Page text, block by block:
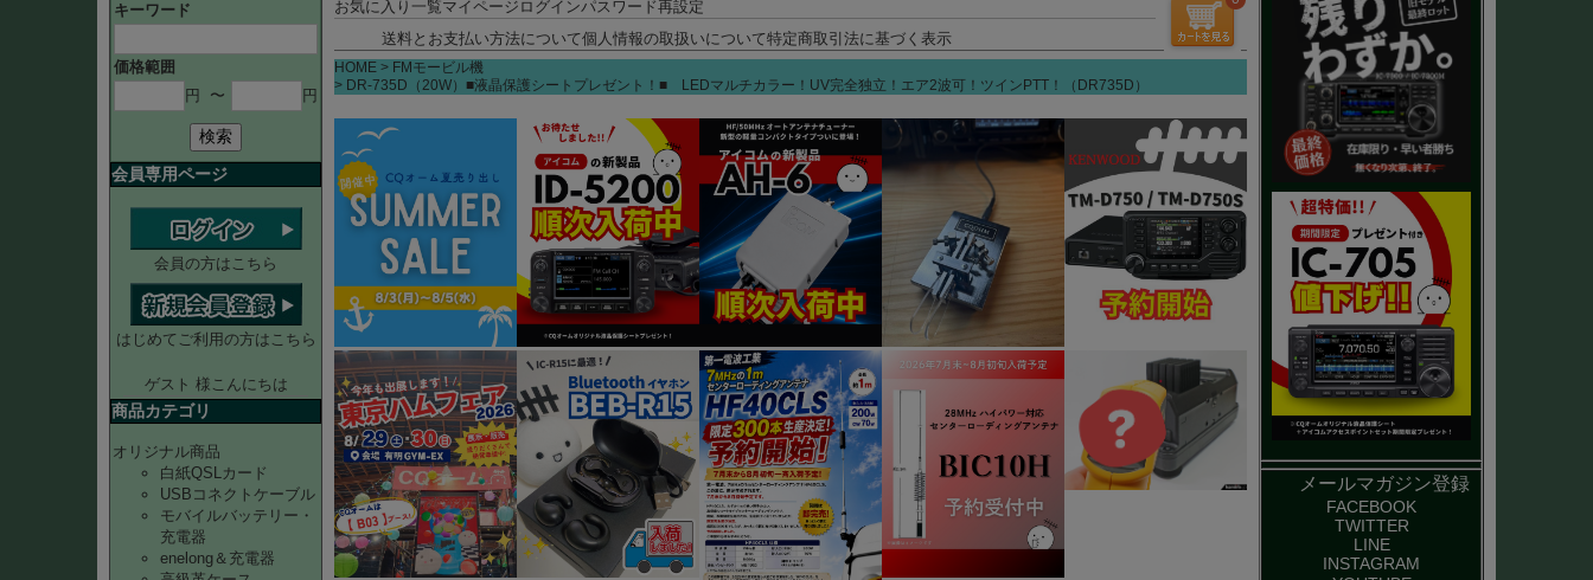
キーワード
価格範囲
円
〜 円
検索
会員専用ページ
会員の方はこちら
はじめてご利用の方はこちら
ゲスト 様こんにちは
商品カテゴリ
オリジナル商品
白紙QSLカード
USBコネクトケーブル
モバイルバッテリー・
充電器
enelong＆充電器
お気に入り一覧マイページ ログインパスワード再設定
送料とお支払い方法について個人情報の取扱いについて特定商取引法に基づく表示
HOME
FMモービル機
DR-735D（20W）■液晶保護シートプレゼント！■ LEDマルチカラー！UV完全独立！エア2波可！ツインPTT！（DR735D）
メールマガジン登録
FACEBOOK
TWITTER
LINE
INSTAGRAM